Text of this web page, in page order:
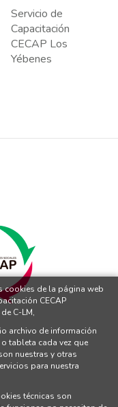
Servicio de
Capacitación
CECAP Los
Yébenes
cookies de la página web
CECAP
C-LM,
archivo de información
tableta cada vez que
nuestras y otras
para nuestra
técnicas son